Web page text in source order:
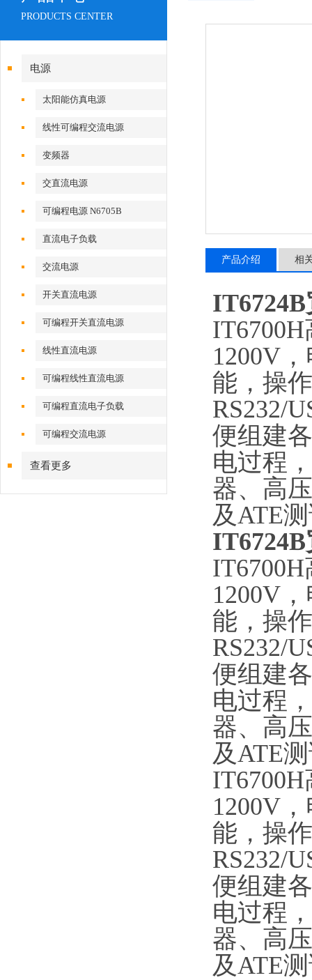
PRODUCTS CENTER
电源
太阳能仿真电源
线性可编程交流电源
变频器
交直流电源
可编程电源 N6705B
直流电子负载
交流电源
开关直流电源
可编程开关直流电源
线性直流电源
可编程线性直流电源
可编程直流电子负载
可编程交流电源
查看更多
产品介绍 相
1200V
能，操
RS232/
便组建
电过程
器、高
及ATE
1200V
能，操
RS232/
便组建
电过程
器、高
及ATE
1200V
能，操
RS232/
便组建
电过程
器、高
及ATE